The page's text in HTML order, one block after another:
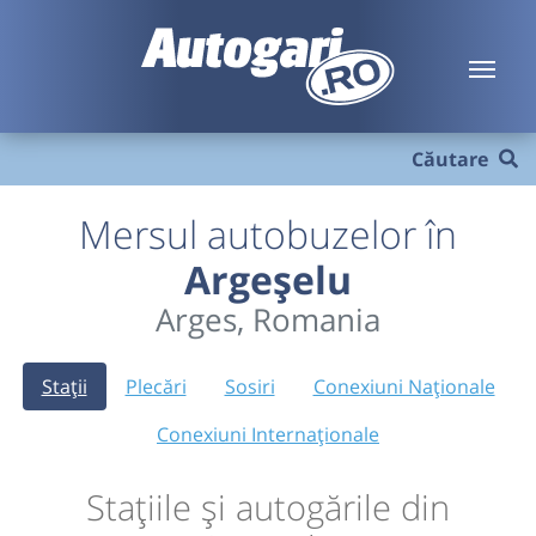
Căutare
Mersul autobuzelor în
Argeșelu
Arges, Romania
Stații Plecări Sosiri
Conexiuni Naționale
Conexiuni Internaționale
Stațiile și autogările din